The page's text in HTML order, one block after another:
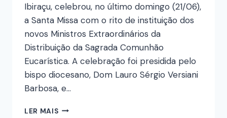
Ibiraçu, celebrou, no último domingo (21/06),
a Santa Missa com o rito de instituição dos
novos Ministros Extraordinários da
Distribuição da Sagrada Comunhão
Eucarística. A celebração foi presidida pelo
bispo diocesano, Dom Lauro Sérgio Versiani
Barbosa, e…
LER MAIS